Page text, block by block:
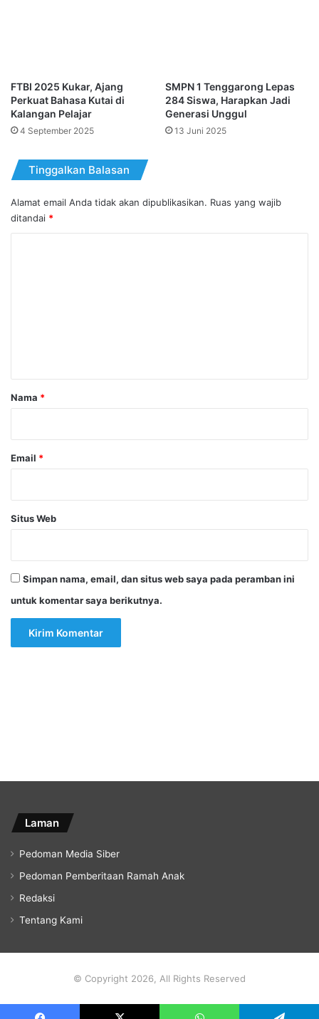
FTBI 2025 Kukar, Ajang
Perkuat Bahasa Kutai di
Kalangan Pelajar
4 September 2025
SMPN 1 Tenggarong Lepas
284 Siswa, Harapkan Jadi
Generasi Unggul
13 Juni 2025
Tinggalkan Balasan
Alamat email Anda tidak akan dipublikasikan. Ruas yang wajib
ditandai *
rNama *
Email *
Situs Web
Simpan nama, email, dan situs web saya pada peramban ini
untuk komentar saya berikutnya.
Laman
Pedoman Media Siber
Pedoman Pemberitaan Ramah Anak
Redaksi
Tentang Kami
© Copyright 2026, All Rights Reserved